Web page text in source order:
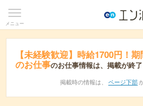
メニュー
【未経験歓迎】時給1700円！
のお仕事のお仕事情報は、掲載が終
掲載時の情報は、 ページ下部